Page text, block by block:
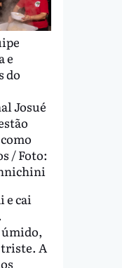
e
do
Josué
/ Foto:
e cai
A